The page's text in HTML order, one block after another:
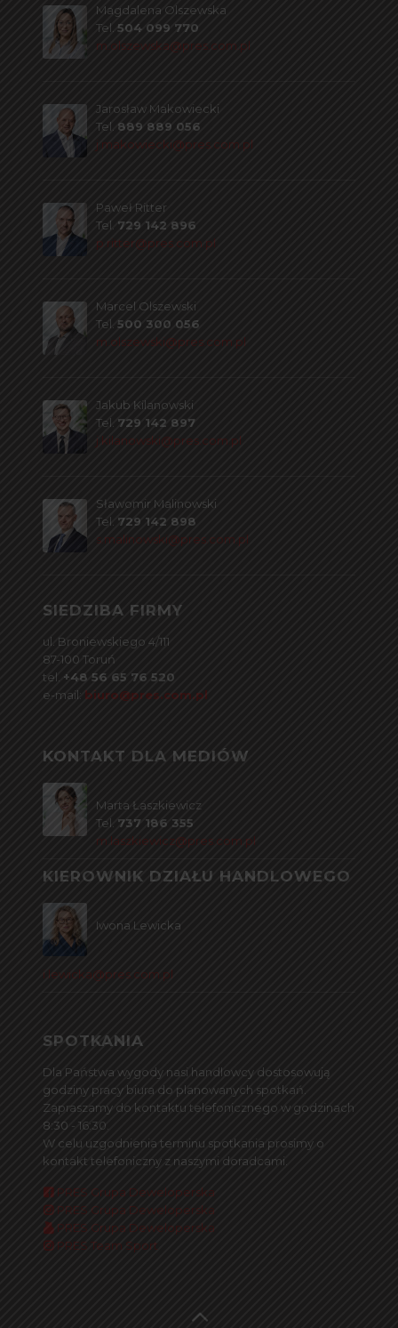
SIEDZIBA FIRMY
ul. Broniewskiego 4/111
87-100 Toruń
tel. +48 56 65 76 520
e-mail: biuro@pres.com.pl
KONTAKT DLA MEDIÓW
Marta Łaszkiewicz
Tel. 737 186 355
m.laszkiewicz@pres.com.pl
KIEROWNIK DZIAŁU HANDLOWEGO
Iwona Lewicka
i.lewicka@pres.com.pl
SPOTKANIA
Dla Państwa wygody nasi handlowcy dostosowują
godziny pracy biura do planowanych spotkań.
Zapraszamy do kontaktu telefonicznego w godzinach
8:30 - 16:30.
W celu uzgodnienia terminu spotkania prosimy o
kontakt telefoniczny z naszymi doradcami.
PRES Grupa Deweloperska
PRES Grupa Deweloperska
PRES Grupa Deweloperska
PRES Team Sport
Magdalena Olszewska
Tel. 504 099 770
m.olszewska@pres.com.pl
Jarosław Makowiecki
Tel. 889 889 056
j.makowiecki@pres.com.pl
Paweł Ritter
Tel. 729 142 896
p.ritter@pres.com.pl
Marcel Olszewski
Tel. 500 300 056
m.olszewski@pres.com.pl
Jakub Kilanowski
Tel. 729 142 897
j.kilanowski@pres.com.pl
Sławomir Malinowski
Tel. 729 142 898
s.malinowski@pres.com.pl